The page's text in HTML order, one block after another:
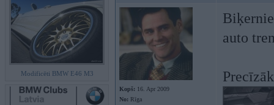
Modificēti BMW E46 M3
Kopš: 16. Apr 2009
No: Rīga
auto